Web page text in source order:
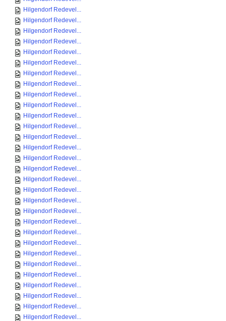
Hilgendorf Redevel...
Hilgendorf Redevel...
Hilgendorf Redevel...
Hilgendorf Redevel...
Hilgendorf Redevel...
Hilgendorf Redevel...
Hilgendorf Redevel...
Hilgendorf Redevel...
Hilgendorf Redevel...
Hilgendorf Redevel...
Hilgendorf Redevel...
Hilgendorf Redevel...
Hilgendorf Redevel...
Hilgendorf Redevel...
Hilgendorf Redevel...
Hilgendorf Redevel...
Hilgendorf Redevel...
Hilgendorf Redevel...
Hilgendorf Redevel...
Hilgendorf Redevel...
Hilgendorf Redevel...
Hilgendorf Redevel...
Hilgendorf Redevel...
Hilgendorf Redevel...
Hilgendorf Redevel...
Hilgendorf Redevel...
Hilgendorf Redevel...
Hilgendorf Redevel...
Hilgendorf Redevel...
Hilgendorf Redevel...